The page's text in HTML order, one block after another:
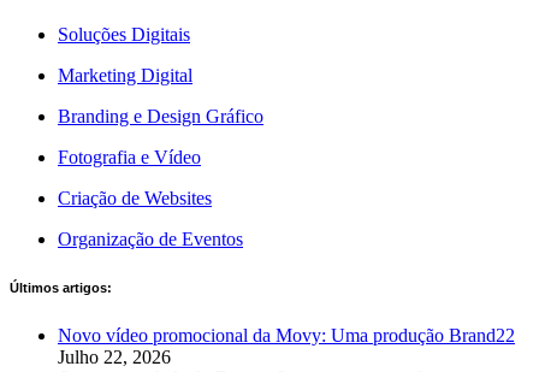
Soluções Digitais
Marketing Digital
Branding e Design Gráfico
Fotografia e Vídeo
Criação de Websites
Organização de Eventos
Últimos artigos:
Novo vídeo promocional da Movy: Uma produção Brand22
Julho 22, 2026